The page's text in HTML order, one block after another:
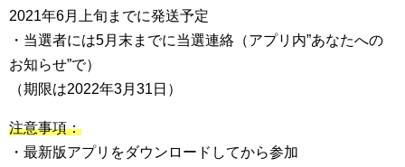
2021年6月上旬までに発送予定
・当選者には5月末までに当選連絡（アプリ内”あなたへの
お知らせ”で）
（期限は2022年3月31日）
注意事項：
・最新版アプリをダウンロードしてから参加